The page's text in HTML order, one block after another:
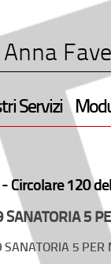
Servizi
-Circolare 120
SANATORIA 5